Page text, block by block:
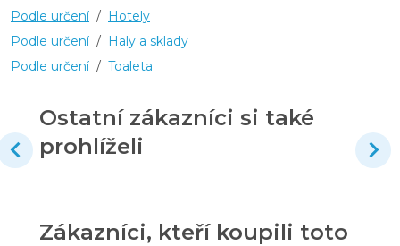
Podle určení / Hotely
Podle určení / Haly a sklady
Podle určení / Toaleta
Ostatní zákazníci si také
prohlíželi
Zákazníci, kteří koupili toto